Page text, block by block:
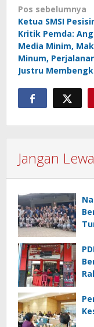
Navigasi
pos
Pos sebelumnya
Ketua SMSI
Kritik Pemda:
Media Minim,
Minum,
Justru
Jangan